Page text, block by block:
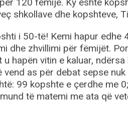
120 fëmijë. Ky është
shkollave dhe kopshteve,
i 50-të! Kemi hapur
dhe zhvillimi për fëmijët.
u hapën vitin e kaluar,
vend as për debat sepse
99 kopshte e çerdhe me
të matemi me ata që